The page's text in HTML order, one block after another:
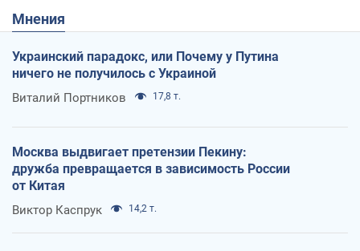
Мнения
Украинский парадокс, или Почему у Путина
ничего не получилось с Украиной
Виталий Портников 17,8 т.
Москва выдвигает претензии Пекину:
дружба превращается в зависимость России
от Китая
Виктор Каспрук 14,2 т.